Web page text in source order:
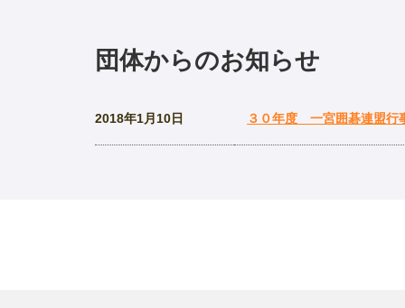
団体からのお知らせ
2018年1月10日 ３０年度 一宮囲碁連盟行